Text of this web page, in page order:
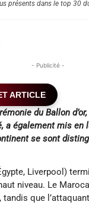
présents dans le top 30
- Publicité -
ARTICLE
du Ballon
a également mis en
se sont
Liverpool)
niveau. Le
tandis que